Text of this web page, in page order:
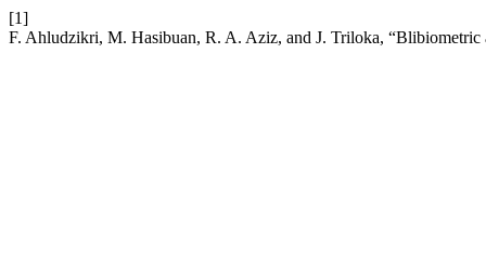
[1]
F. Ahludzikri, M. Hasibuan, R. A. Aziz, and J. Triloka, “Blibiometric